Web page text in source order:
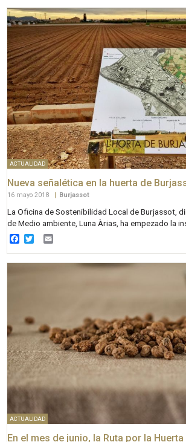
ACTUALIDAD
Nueva señalética en la huerta de
16 mayo 2018 Burjassot
La Oficina de Sostenibilidad Local de Burjassot,
de Medio ambiente, Luna Àrias, ha empezado la
Facebook
Twitter
ACTUALIDAD
En el mes de junio, la Ruta por la